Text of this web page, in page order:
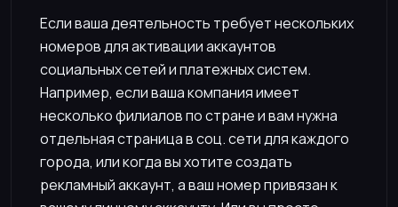
Если ваша деятельность требует нескольких
номеров для активации аккаунтов
социальных сетей и платежных систем.
Например, если ваша компания имеет
несколько филиалов по стране и вам нужна
отдельная страница в соц. сети для каждого
города, или когда вы хотите создать
рекламный аккаунт, а ваш номер привязан к